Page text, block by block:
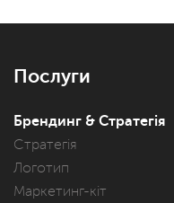
Послуги
Брендинг & Стратегія
Стратегія
Логотип
Маркетинг-кіт